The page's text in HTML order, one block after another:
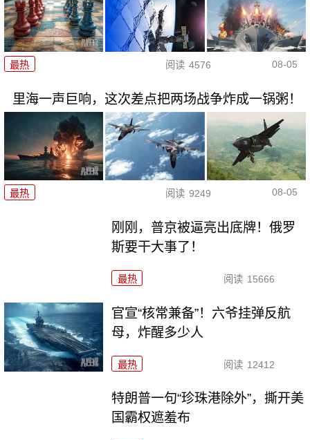
最热 阅读 4576 08-05
里海一声巨响，这次差点把两场战争炸成一锅粥！
最热 阅读 9249 08-05
刚刚，普京被逼亮出底牌！俄罗
斯要干大事了！
最热 阅读 15666
官宣“核常兼备”！六爷挂弹反航
母，炸醒多少人
最热 阅读 12412
特朗普一句“珍珠港除外”，撕开美
国霸权遮羞布